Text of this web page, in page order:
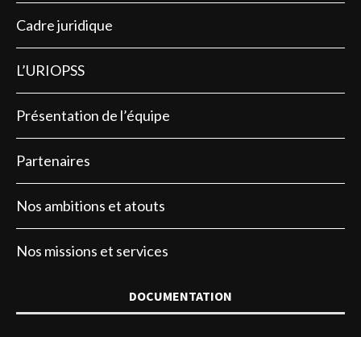
Cadre juridique
L’URIOPSS
Présentation de l’équipe
Partenaires
Nos ambitions et atouts
Nos missions et services
DOCUMENTATION